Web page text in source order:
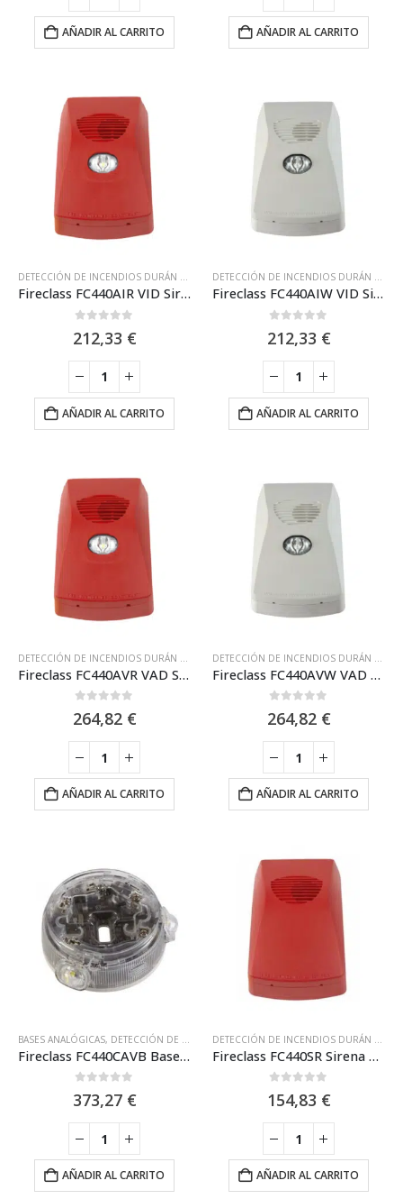
AÑADIR AL CARRITO AÑADIR AL CARRITO
DETECCIÓN DE INCENDIOS DURÁN ELECTRÓNICA ,DURAN ELECTRÓNICA,FIRECLASS
Fireclass FC440AIR VID Sirena con Flash VID interior analógica de pared. Certif. EN54-3, EN54-17. Roja. IP21
212,33 €
AÑADIR AL CARRITO
DETECCIÓN DE INCENDIOS DURÁN ELECTRÓNICA
Fireclass FC440AIW VID Sirena con Flash VID interior analógica de pared. Certif. EN54-3, EN54-17. Blanca. IP21
212,33 €
AÑADIR AL CARRITO
DETECCIÓN DE INCENDIOS DURÁN ELECTRÓNICA ,DURAN ELECTRÓNICA,FIRECLASS
Fireclass FC440AVR VAD Sirena + Flash (VAD) de Pared, Direccionable de 16 Tonos. Roja IP21
264,82 €
AÑADIR AL CARRITO
DETECCIÓN DE INCENDIOS DURÁN ELECTRÓNICA
Fireclass FC440AVW VAD Sirena + Flash (VAD) de Pared, Direccionable de 16 Tonos. Blanca IP21
264,82 €
AÑADIR AL CARRITO
BASES ANALÓGICAS, DETECCIÓN DE INCENDIOS DURÁN ELECTRÓNICA ,DURAN
Fireclass FC440CAVB Base Sirena con Flash VAD interior analógica de pared. Certif. EN54-3, EN54-17. Roja. IP21C
373,27 €
AÑADIR AL CARRITO
DETECCIÓN DE INCENDIOS DURÁN ELECTRÓNICA
Fireclass FC440SR Sirena de Pared Direccionable de 16 Tonos. Roja
154,83 €
AÑADIR AL CARRITO